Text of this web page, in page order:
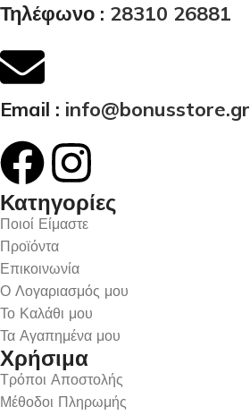
Τηλέφωνο : 28310 26881
Email : info@bonusstore.gr
Κατηγορίες
Ποιοί Είμαστε
Προϊόντα
Επικοινωνία
Ο Λογαριασμός μου
Το Καλάθι μου
Τα Αγαπημένα μου
Χρήσιμα
Τρόποι Αποστολής
Μέθοδοι Πληρωμής